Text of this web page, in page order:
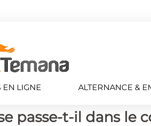
EN LIGNE ALTERNANCE &
passe-t-il dans le